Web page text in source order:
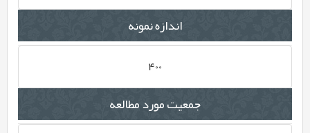
اندازه نمونه
400
جمعیت مورد مطالعه